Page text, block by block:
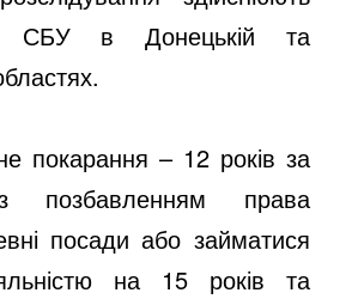
СБУ в Донецькій та
покарання – 12 років за
позбавленням права
посади або займатися
на 15 років та